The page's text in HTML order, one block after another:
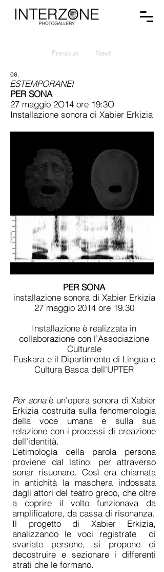
Previous Next
08.
ESTEMPORANEI
PER SONA
27 maggio 2O14 ore 19:3O
Installazione sonora di Xabier Erkizia
PER SONA
installazione sonora di Xabier Erkizia
27 maggio 2014 ore 19.30
Installazione è realizzata in
collaborazione con l’Associazione
Culturale
Euskara e il Dipartimento di Lingua e
Cultura Basca dell'UPTER
Per sonaè un'opera sonora di Xabier
Erkizia costruita sulla fenomenologia
della voce umana e sulla sua
relazione con i processi di creazione
dell’identità.
L’etimologia della parola persona
proviene dal latino: per attraverso
sonar risuonare. Così era chiamata
in antichità la maschera indossata
dagli attori del teatro greco, che oltre
a coprire il volto funzionava da
amplificatore, da cassa di risonanza.
Il progetto di Xabier Erkizia,
analizzando le voci registrate di
svariate persone, si propone di
decostruire e sezionare i differenti
strati che le formano.